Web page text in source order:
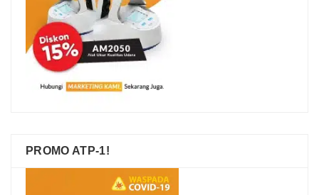
PROMO ATP-1!